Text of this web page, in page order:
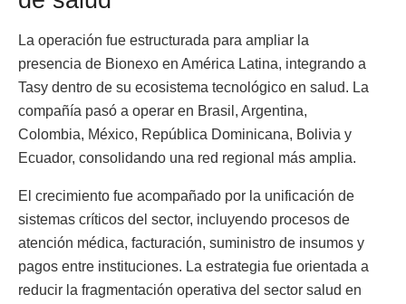
La operación fue estructurada para ampliar la
presencia de Bionexo en América Latina, integrando a
Tasy dentro de su ecosistema tecnológico en salud. La
compañía pasó a operar en Brasil, Argentina,
Colombia, México, República Dominicana, Bolivia y
Ecuador, consolidando una red regional más amplia.
El crecimiento fue acompañado por la unificación de
sistemas críticos del sector, incluyendo procesos de
atención médica, facturación, suministro de insumos y
pagos entre instituciones. La estrategia fue orientada a
reducir la fragmentación operativa del sector salud en